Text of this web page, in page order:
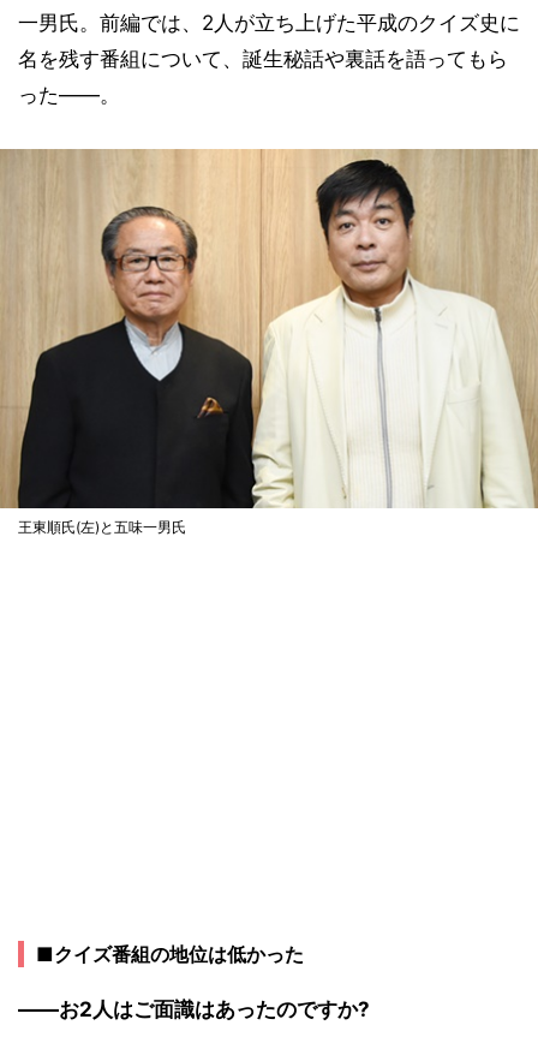
一男氏。前編では、2人が立ち上げた平成のクイズ史に
名を残す番組について、誕生秘話や裏話を語ってもら
った――。
王東順氏(左)と五味一男氏
■クイズ番組の地位は低かった
――お2人はご面識はあったのですか?